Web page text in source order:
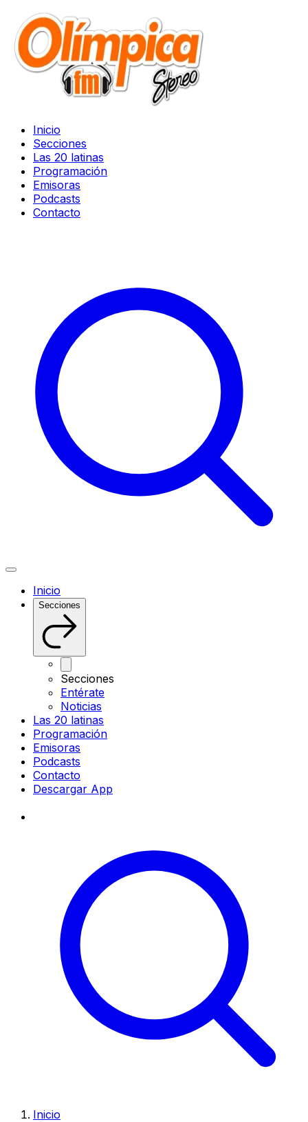
Inicio
Secciones
Las 20 latinas
Programación
Emisoras
Podcasts
Contacto
Inicio
Secciones
Secciones
Entérate
Noticias
Las 20 latinas
Programación
Emisoras
Podcasts
Contacto
Descargar App
Inicio